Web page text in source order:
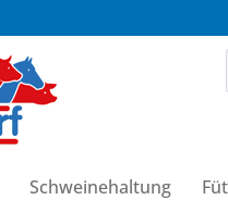
Schweinehaltung